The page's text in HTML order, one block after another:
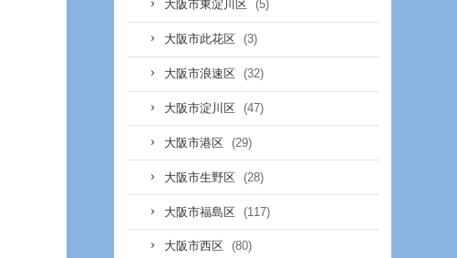
大阪市東淀川区 (5)
大阪市此花区 (3)
大阪市浪速区 (32)
大阪市淀川区 (47)
大阪市港区 (29)
大阪市生野区 (28)
大阪市福島区 (117)
大阪市西区 (80)